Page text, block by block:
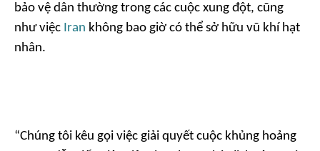
bảo vệ dân thường trong các cuộc xung đột, cũng
như việc Iran không bao giờ có thể sở hữu vũ khí hạt
nhân.
“Chúng tôi kêu gọi việc giải quyết cuộc khủng hoảng